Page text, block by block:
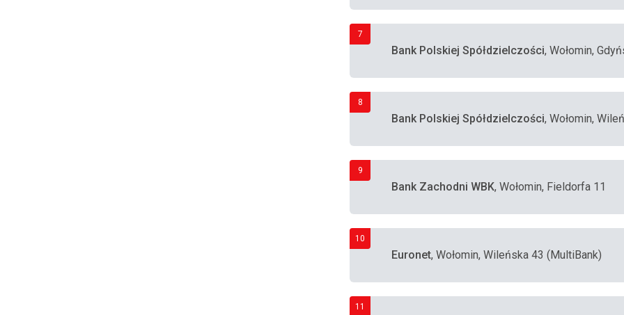
7
Bank Polskiej Spółdzielczości, Wołomin,
8
Bank Polskiej Spółdzielczości, Wołomin,
9
Bank Zachodni WBK, Wołomin, Fieldorfa 11
10
Euronet, Wołomin, Wileńska 43 (MultiBank)
11